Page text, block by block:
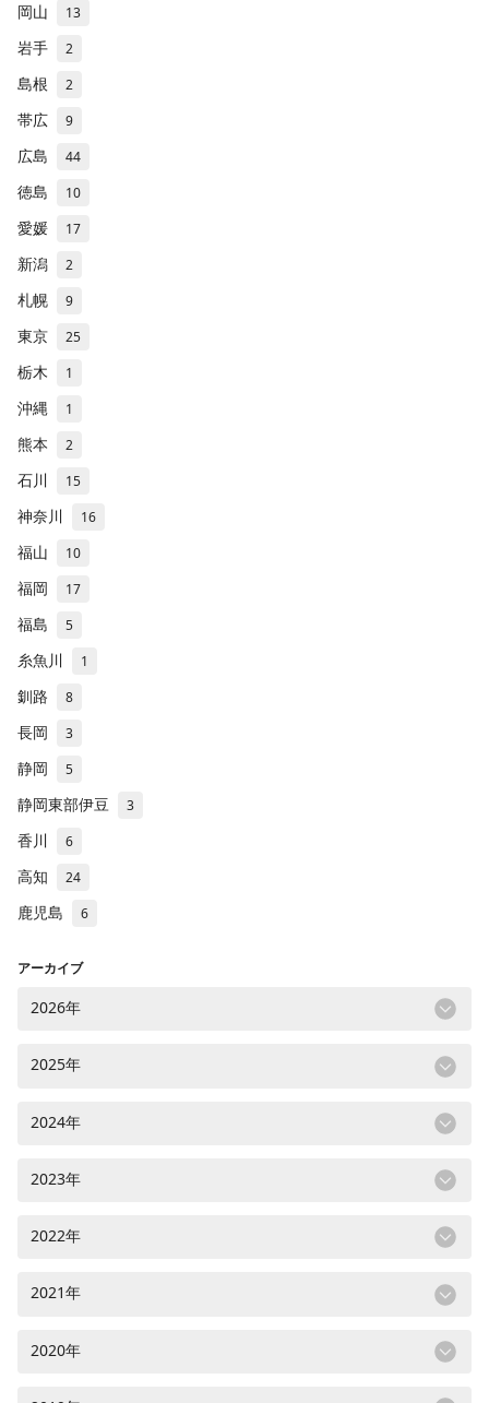
岡山 13
岩手 2
島根 2
帯広 9
広島 44
徳島 10
愛媛 17
新潟 2
札幌 9
東京 25
栃木 1
沖縄 1
熊本 2
石川 15
神奈川 16
福山 10
福岡 17
福島 5
糸魚川 1
釧路 8
長岡 3
静岡 5
静岡東部伊豆 3
香川 6
高知 24
鹿児島 6
アーカイブ
2026年
2025年
2024年
2023年
2022年
2021年
2020年